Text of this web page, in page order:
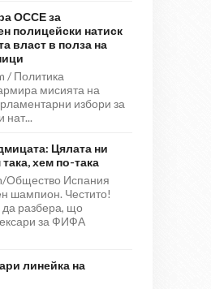
ОССЕ за
полицейски натиск
власт в полза на
/ Политика
мисията на
избори за
нат...
Цялата ни
хем по-така
Общество Испания
шампион. Честито!
разбера, що
за ФИФА
линейка на